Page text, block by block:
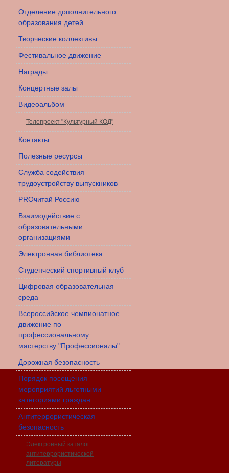
Отделение дополнительного
образования детей
Творческие коллективы
Фестивальное движение
Награды
Концертные залы
Видеоальбом
Телепроект "Культурный КОД"
Контакты
Полезные ресурсы
Служба содействия
трудоустройству выпускников
PROчитай Россию
Взаимодействие с
образовательными
организациями
Электронная библиотека
Студенческий спортивный клуб
Цифровая образовательная
среда
Всероссийское чемпионатное
движение по
профессиональному
мастерству "Профессионалы"
Дорожная безопасность
Порядок посещения
мероприятий льготными
категориями граждан
Антитеррористическая
безопасность
Электронный каталог
антитеррористической
литературы